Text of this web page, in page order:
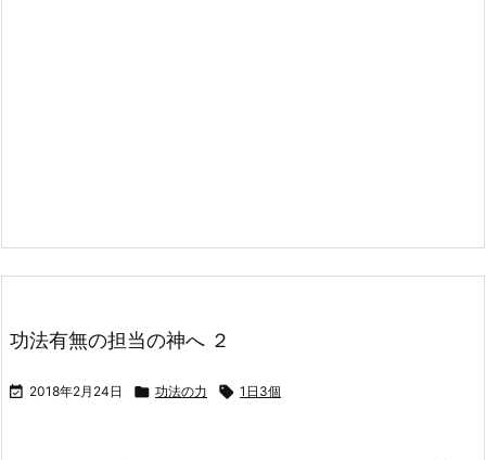
功法有無の担当の神へ ２
 2018年2月24日  功法の力  1日3個